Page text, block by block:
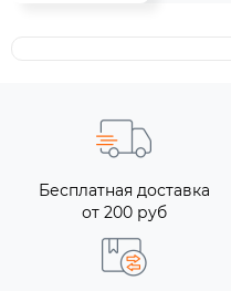
Бесплатная доставка
от 200 руб